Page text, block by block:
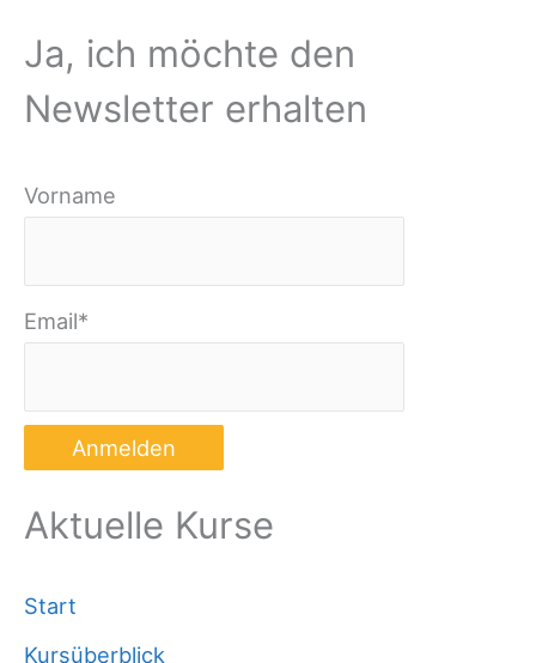
Ja, ich möchte den
Newsletter erhalten
Vorname
Email*
Aktuelle Kurse
Start
Kursüberblick